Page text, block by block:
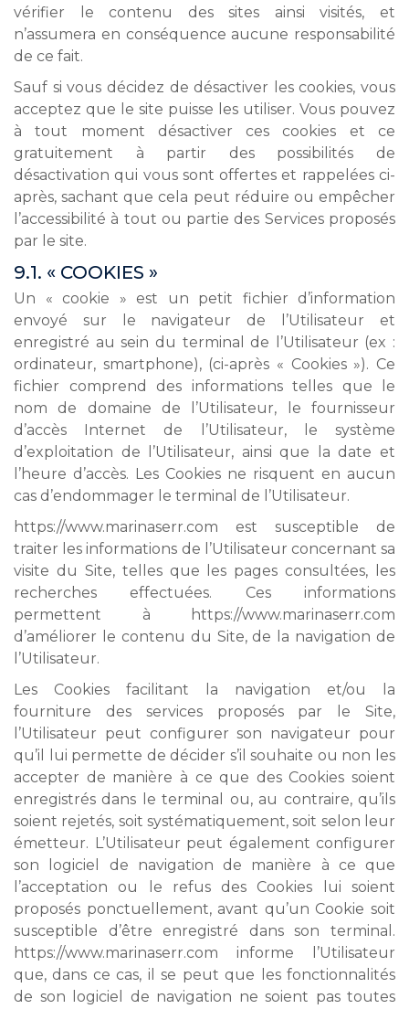
vérifier le contenu des sites ainsi visités, et
n’assumera en conséquence aucune responsabilité
de ce fait.
Sauf si vous décidez de désactiver les cookies, vous
acceptez que le site puisse les utiliser. Vous pouvez
à tout moment désactiver ces cookies et ce
gratuitement à partir des possibilités de
désactivation qui vous sont offertes et rappelées ci-
après, sachant que cela peut réduire ou empêcher
l’accessibilité à tout ou partie des Services proposés
par le site.
9.1. « COOKIES »
Un « cookie » est un petit fichier d’information
envoyé sur le navigateur de l’Utilisateur et
enregistré au sein du terminal de l’Utilisateur (ex :
ordinateur, smartphone), (ci-après « Cookies »). Ce
fichier comprend des informations telles que le
nom de domaine de l’Utilisateur, le fournisseur
d’accès Internet de l’Utilisateur, le système
d’exploitation de l’Utilisateur, ainsi que la date et
l’heure d’accès. Les Cookies ne risquent en aucun
cas d’endommager le terminal de l’Utilisateur.
https://www.marinaserr.com est susceptible de
traiter les informations de l’Utilisateur concernant sa
visite du Site, telles que les pages consultées, les
recherches effectuées. Ces informations
permettent à https://www.marinaserr.com
d’améliorer le contenu du Site, de la navigation de
l’Utilisateur.
Les Cookies facilitant la navigation et/ou la
fourniture des services proposés par le Site,
l’Utilisateur peut configurer son navigateur pour
qu’il lui permette de décider s’il souhaite ou non les
accepter de manière à ce que des Cookies soient
enregistrés dans le terminal ou, au contraire, qu’ils
soient rejetés, soit systématiquement, soit selon leur
émetteur. L’Utilisateur peut également configurer
son logiciel de navigation de manière à ce que
l’acceptation ou le refus des Cookies lui soient
proposés ponctuellement, avant qu’un Cookie soit
susceptible d’être enregistré dans son terminal.
https://www.marinaserr.com informe l’Utilisateur
que, dans ce cas, il se peut que les fonctionnalités
de son logiciel de navigation ne soient pas toutes